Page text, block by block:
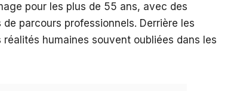
pour les plus de 55 ans, avec des
parcours professionnels. Derrière les
humaines souvent oubliées dans les